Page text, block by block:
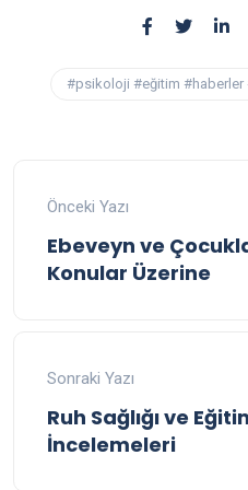
#psikoloji #eğitim
Önceki Yazı
Ebeveyn ve
Konular Üzerine
Sonraki Yazı
Ruh Sağlığı ve
İncelemeleri